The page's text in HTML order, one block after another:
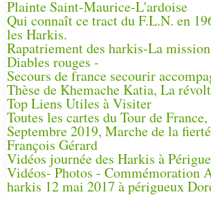
Plainte Saint-Maurice-L'ardoise
Qui connaît ce tract du F.L.N. en
les Harkis.
Rapatriement des harkis-La
Diables rouges -
Secours de france secourir
Thèse de Khemache Katia, La
Top Liens Utiles à Visiter
Toutes les cartes du Tour de
Septembre 2019, Marche de la
François Gérard
Vidéos journée des Harkis à
Vidéos- Photos - Commémoration
harkis 12 mai 2017 à périgueux